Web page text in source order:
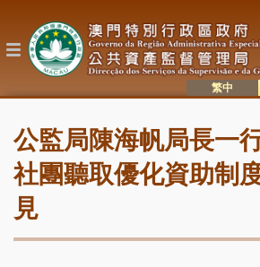
主
目
錄
公監局陳海帆局長一
社團聽取優化資助制
見